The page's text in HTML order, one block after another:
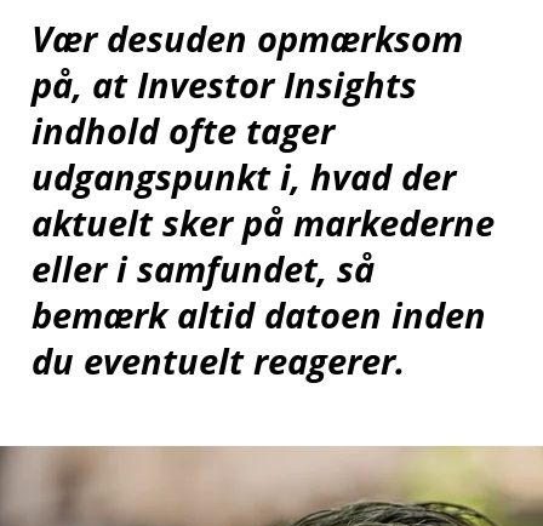
Vær desuden opmærksom
på, at Investor Insights
indhold ofte tager
udgangspunkt i, hvad der
aktuelt sker på markederne
eller i samfundet, så
bemærk altid datoen inden
du eventuelt reagerer.